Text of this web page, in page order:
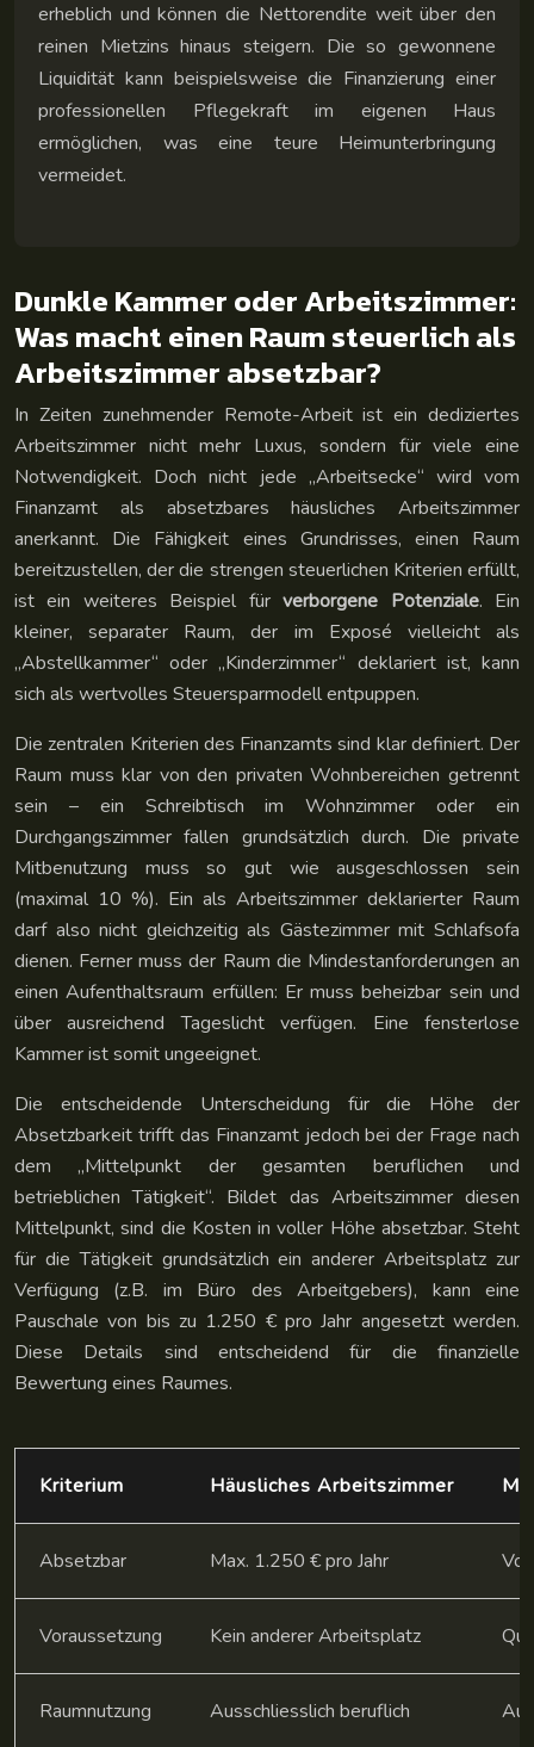
erheblich und können die Nettorendite weit über den
reinen Mietzins hinaus steigern. Die so gewonnene
Liquidität kann beispielsweise die Finanzierung einer
professionellen Pflegekraft im eigenen Haus
ermöglichen, was eine teure Heimunterbringung
vermeidet.
Dunkle Kammer oder Arbeitszimmer:
Was macht einen Raum steuerlich als
Arbeitszimmer absetzbar?
In Zeiten zunehmender Remote-Arbeit ist ein dediziertes
Arbeitszimmer nicht mehr Luxus, sondern für viele eine
Notwendigkeit. Doch nicht jede „Arbeitsecke“ wird vom
Finanzamt als absetzbares häusliches Arbeitszimmer
anerkannt. Die Fähigkeit eines Grundrisses, einen Raum
bereitzustellen, der die strengen steuerlichen Kriterien erfüllt,
ist ein weiteres Beispiel fürverborgene Potenziale. Ein
kleiner, separater Raum, der im Exposé vielleicht als
„Abstellkammer“ oder „Kinderzimmer“ deklariert ist, kann
sich als wertvolles Steuersparmodell entpuppen.
Die zentralen Kriterien des Finanzamts sind klar definiert. Der
Raum muss klar von den privaten Wohnbereichen getrennt
sein – ein Schreibtisch im Wohnzimmer oder ein
Durchgangszimmer fallen grundsätzlich durch. Die private
Mitbenutzung muss so gut wie ausgeschlossen sein
(maximal 10 %). Ein als Arbeitszimmer deklarierter Raum
darf also nicht gleichzeitig als Gästezimmer mit Schlafsofa
dienen. Ferner muss der Raum die Mindestanforderungen an
einen Aufenthaltsraum erfüllen: Er muss beheizbar sein und
über ausreichend Tageslicht verfügen. Eine fensterlose
Kammer ist somit ungeeignet.
Die entscheidende Unterscheidung für die Höhe der
Absetzbarkeit trifft das Finanzamt jedoch bei der Frage nach
dem „Mittelpunkt der gesamten beruflichen und
betrieblichen Tätigkeit“. Bildet das Arbeitszimmer diesen
Mittelpunkt, sind die Kosten in voller Höhe absetzbar. Steht
für die Tätigkeit grundsätzlich ein anderer Arbeitsplatz zur
Verfügung (z.B. im Büro des Arbeitgebers), kann eine
Pauschale von bis zu 1.250 € pro Jahr angesetzt werden.
Diese Details sind entscheidend für die finanzielle
Bewertung eines Raumes.
Kriterium Häusliches Arbeitszimmer
Absetzbar Max. 1.250 € pro Jahr
Voraussetzung Kein anderer Arbeitsplatz
Raumnutzung Ausschliesslich beruflich